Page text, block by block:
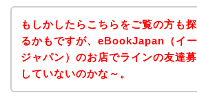
もしかしたらこちらをご覧の方も
るかもですが、eBookJapan（イ
ジャパン）のお店でラインの友達
していないのかな～。